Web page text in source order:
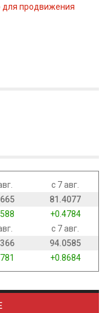
для продвижения
с 7 авг.
81.4077
+0.4784
с 7 авг.
94.0585
+0.8684